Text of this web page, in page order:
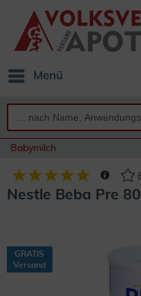
Menü
Babymilch
Nestle Beba Pre
GRATIS
Versand